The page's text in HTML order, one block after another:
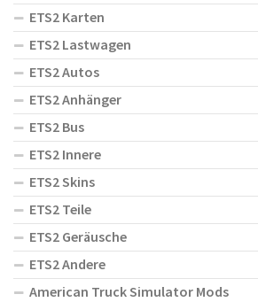
ETS2 Karten
ETS2 Lastwagen
ETS2 Autos
ETS2 Anhänger
ETS2 Bus
ETS2 Innere
ETS2 Skins
ETS2 Teile
ETS2 Geräusche
ETS2 Andere
American Truck Simulator Mods